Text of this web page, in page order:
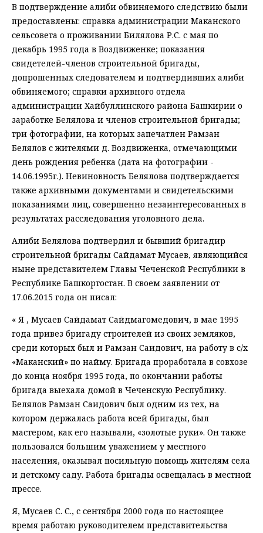
В подтверждение алиби обвиняемого следствию были
предоставлены: справка администрации Маканского
сельсовета о проживании Билялова Р.С. с мая по
декабрь 1995 года в Воздвиженке; показания
свидетелей-членов строительной бригады,
допрошенных следователем и подтвердивших алиби
обвиняемого; справки архивного отдела
администрации Хайбуллинского района Башкирии о
заработке Белялова и членов строительной бригады;
три фотографии, на которых запечатлен Рамзан
Белялов с жителями д. Воздвиженка, отмечающими
день рождения ребенка (дата на фотографии -
14.06.1995г.). Невиновность Белялова подтверждается
также архивными документами и свидетельскими
показаниями лиц, совершенно незаинтересованных в
результатах расследования уголовного дела.
Алиби Белялова подтвердил и бывший бригадир
строительной бригады Сайдамат Мусаев, являющийся
ныне представителем Главы Чеченской Республики в
Республике Башкортостан. В своем заявлении от
17.06.2015 года он писал:
« Я , Мусаев Сайдамат Сайдмагомедович, в мае 1995
года привез бригаду строителей из своих земляков,
среди которых был и Рамзан Саидович, на работу в с/х
«Маканский» по найму. Бригада проработала в совхозе
до конца ноября 1995 года, по окончании работы
бригада выехала домой в Чеченскую Республику.
Белялов Рамзан Саидович был одним из тех, на
котором держалась работа всей бригады, был
мастером, как его называли, «золотые руки». Он также
пользовался большим уважением у местного
населения, оказывал посильную помощь жителям села
и детскому саду. Работа бригады освещалась в местной
прессе.
Я, Мусаев С. С., с сентября 2000 года по настоящее
время работаю руководителем представительства